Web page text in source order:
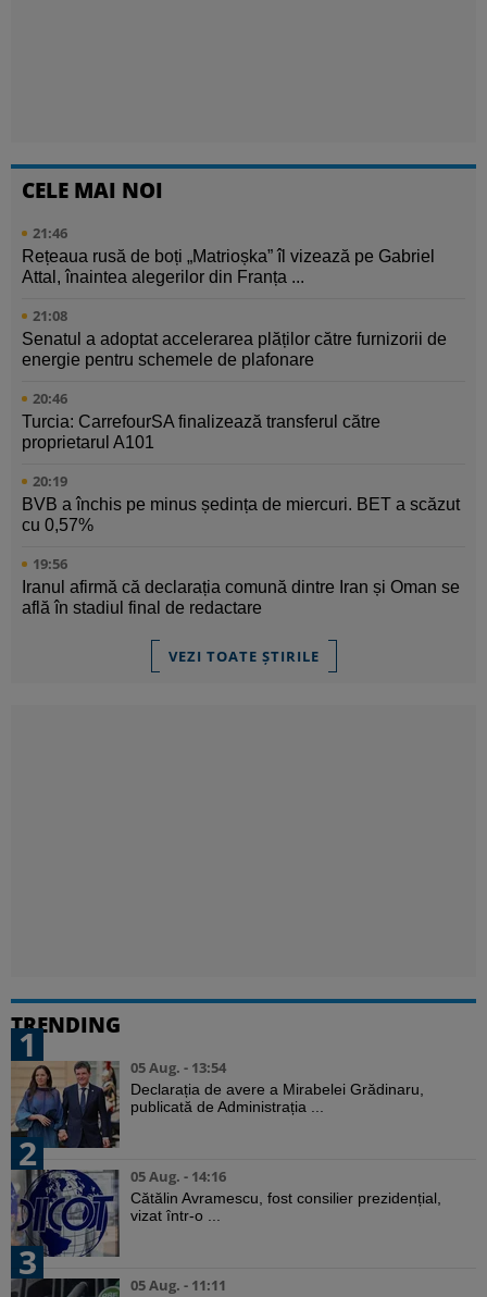
CELE MAI NOI
21:46
Rețeaua rusă de boți „Matrioșka” îl vizează pe Gabriel
Attal, înaintea alegerilor din Franța ...
21:08
Senatul a adoptat accelerarea plăților către furnizorii de
energie pentru schemele de plafonare
20:46
Turcia: CarrefourSA finalizează transferul către
proprietarul A101
20:19
BVB a închis pe minus ședința de miercuri. BET a scăzut
cu 0,57%
19:56
Iranul afirmă că declarația comună dintre Iran și Oman se
află în stadiul final de redactare
VEZI TOATE ȘTIRILE
TRENDING
1
05 Aug. - 13:54
Declarația de avere a Mirabelei Grădinaru,
publicată de Administrația ...
2
05 Aug. - 14:16
Cătălin Avramescu, fost consilier prezidențial,
vizat într-o ...
3
05 Aug. - 11:11